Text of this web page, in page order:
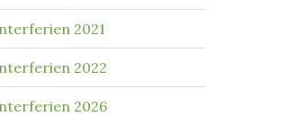
2021
2022
2026